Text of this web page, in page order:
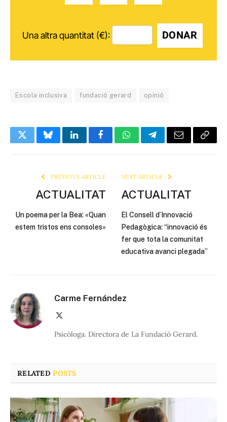
Una altra quantitat (€): DONAR
Escola inclusiva fundació gerard opinió
TwitterBlueskyLinkedInFacebookWhatsAppTelegramEmail Copy
PREVIOUS ARTICLE
ACTUALITAT
Un poema per la Bea: «Quan
estem tristos ens consoles»
NEXT ARTICLE
ACTUALITAT
El Consell d’Innovació
Pedagògica: “innovació és
fer que tota la comunitat
educativa avanci plegada”
Carme Fernández
Psicòloga. Directora de La Fundació Gerard.
RELATEDPOSTS